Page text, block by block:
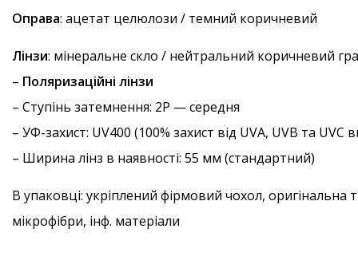
Оправа: ацетат целюлози / темний коричневий
Лінзи: мінеральне скло / нейтральний коричневий
– Поляризаційні лінзи
– Ступінь затемнення: 2P — середня
– УФ-захист: UV400 (100% захист від UVA, UVB та
– Ширина лінз в наявності: 55 мм (стандартний)
В упаковці: укріплений фірмовий чохол, оригінальна
мікрофібри, інф. матеріали